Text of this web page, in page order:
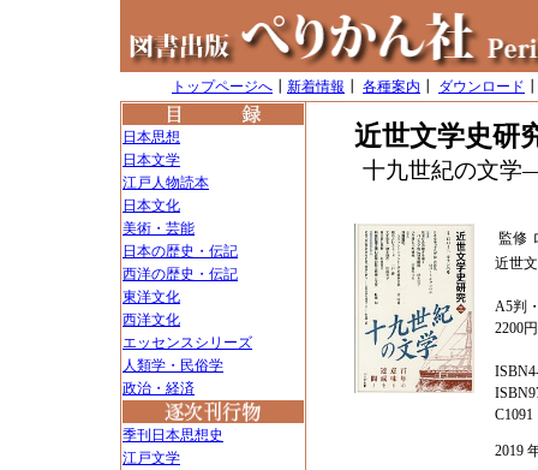
トップページへ 新着情報 各種案内 ダウンロード
日本思想
日本文学
江戸人物読本
日本文化
美術・芸能
日本の歴史・伝記
西洋の歴史・伝記
東洋文化
西洋文化
エッセンスシリーズ
人類学・民俗学
政治・経済
季刊日本思想史
江戸文学
近世文学史
十九世紀の文学
監修
近世
A5判
2200
C1091
2019